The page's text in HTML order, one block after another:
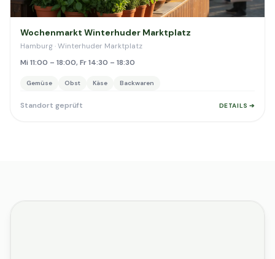
Wochenmarkt Winterhuder Marktplatz
Hamburg · Winterhuder Marktplatz
Mi 11:00 – 18:00, Fr 14:30 – 18:30
Gemüse Obst Käse Backwaren
Standort geprüft DETAILS ➔